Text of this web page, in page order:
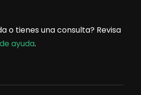
o tienes una consulta? Revisa
ayuda.